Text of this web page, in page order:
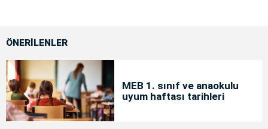
ÖNERİLENLER
MEB 1. sınıf ve anaokulu
uyum haftası tarihleri